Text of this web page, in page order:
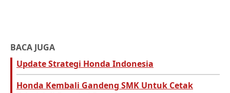
BACA JUGA
Update Strategi Honda Indonesia
Honda Kembali Gandeng SMK Untuk Cetak